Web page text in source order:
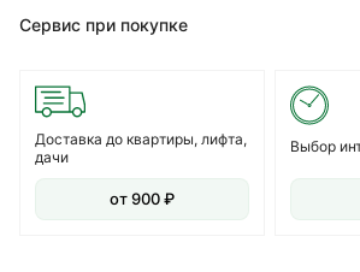
Сервис при покупке
Доставка до квартиры, лифта,
дачи
от 900 ₽
Выбор